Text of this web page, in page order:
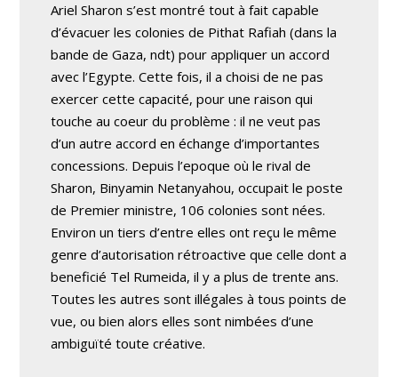
Ariel Sharon s’est montré tout à fait capable
d’évacuer les colonies de Pithat Rafiah (dans la
bande de Gaza, ndt) pour appliquer un accord
avec l’Egypte. Cette fois, il a choisi de ne pas
exercer cette capacité, pour une raison qui
touche au coeur du problème : il ne veut pas
d’un autre accord en échange d’importantes
concessions. Depuis l’epoque où le rival de
Sharon, Binyamin Netanyahou, occupait le poste
de Premier ministre, 106 colonies sont nées.
Environ un tiers d’entre elles ont reçu le même
genre d’autorisation rétroactive que celle dont a
beneficié Tel Rumeida, il y a plus de trente ans.
Toutes les autres sont illégales à tous points de
vue, ou bien alors elles sont nimbées d’une
ambiguïté toute créative.